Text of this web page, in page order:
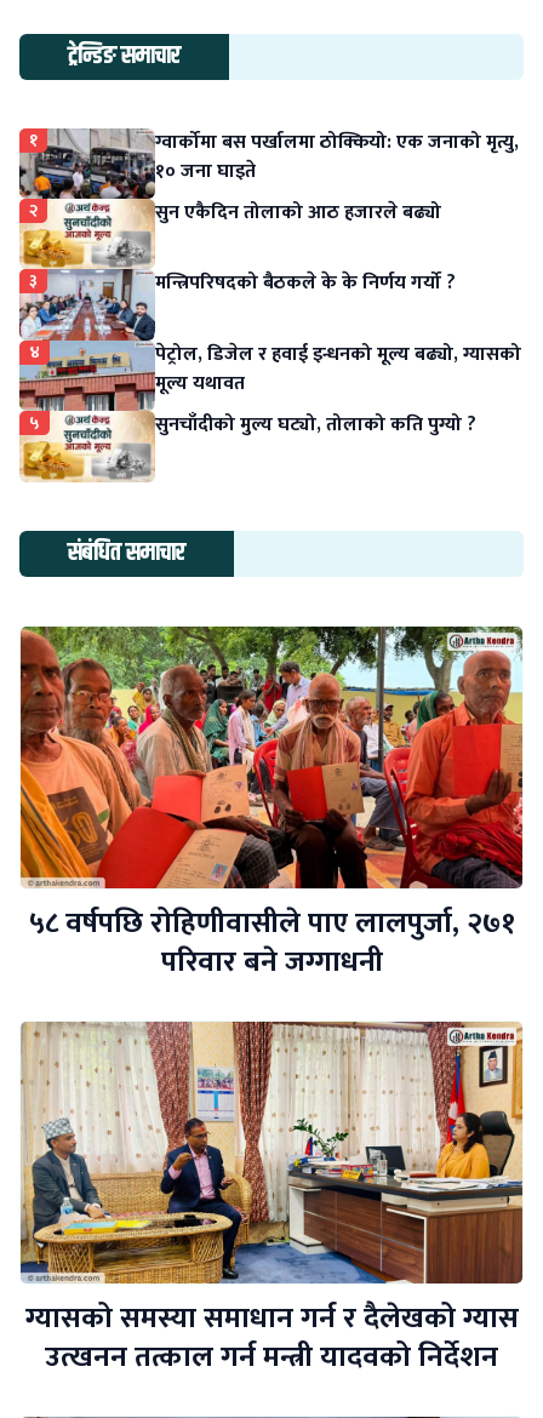
ट्रेन्डिङ समाचार
१
ग्वार्कोमा बस पर्खालमा ठोक्कियो: एक जनाको मृत्यु,
१० जना घाइते
२ सुन एकैदिन तोलाको आठ हजारले बढ्यो
३ मन्त्रिपरिषदको बैठकले के के निर्णय गर्यो ?
४
पेट्रोल, डिजेल र हवाई इन्धनको मूल्य बढ्यो, ग्यासको
मूल्य यथावत
५ सुनचाँदीको मुल्य घट्यो, तोलाको कति पुग्यो ?
संबंधित समाचार
५८ वर्षपछि रोहिणीवासीले पाए लालपुर्जा, २७१
परिवार बने जग्गाधनी
ग्यासको समस्या समाधान गर्न र दैलेखको ग्यास
उत्खनन तत्काल गर्न मन्त्री यादवको निर्देशन